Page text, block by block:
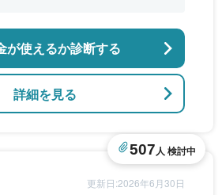
詳細を見る
が使えるか診断する
更新日:2026年6月30日
507人 検討中